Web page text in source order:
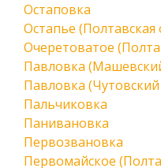
Остаповка
Остапье (Полтавская
Очеретоватое
Павловка
Павловка
Пальчиковка
Панивановка
Первозвановка
Первомайское